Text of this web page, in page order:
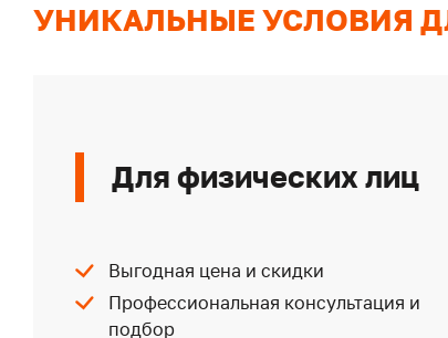
УНИКАЛЬНЫЕ УСЛОВИЯ
Для физических лиц
Выгодная цена и скидки
Профессиональная консультация и
подбор